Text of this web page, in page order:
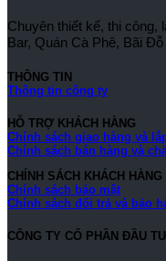
Chuyên thiết kế, thi công,
Bar, Quán Cà Phê, Bãi
THÔNG TIN
Thông tin công ty
HỖ TRỢ KHÁCH HÀNG
Chính sách giao hàng và
Chính sách bán hàng và
CHÍNH SÁCH KHÁCH HÀNG
Chính sách bảo mật
Chính sách đổi trả và bảo
CÔNG TY CỔ PHẦN ĐẦU